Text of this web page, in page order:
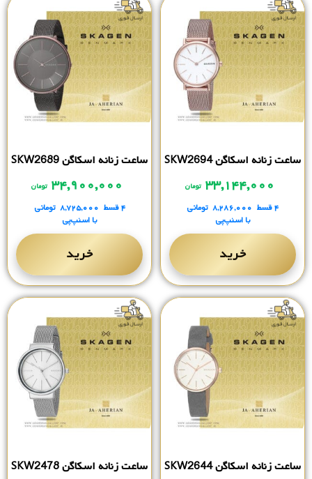
ساعت زنانه اسکاگن SKW2694
۳۳,۱۴۴,۰۰۰ تومان
۴ قسط ۸,۲۸۶,۰۰۰ تومانی
با اسنپ‌پی
خرید
ساعت زنانه اسکاگن SKW2689
۳۴,۹۰۰,۰۰۰ تومان
۴ قسط ۸,۷۲۵,۰۰۰ تومانی
با اسنپ‌پی
خرید
ساعت زنانه اسکاگن SKW2644 ساعت زنانه اسکاگن SKW2478